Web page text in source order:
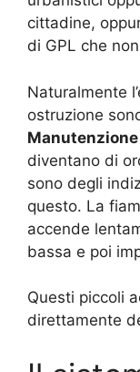
cittadine,
di GPL che
Naturalmente
ostruzione
diventano di
sono degli
questo. La
accende
bassa e poi
Questi piccoli
direttamente